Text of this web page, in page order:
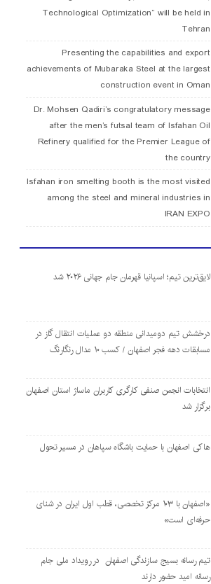
Technological Optimization” will be held in
Tehran
Presenting the capabilities and export
achievements of Mubaraka Steel at the largest
construction event in Oman
Dr. Mohsen Qadiri’s congratulatory message
after the men’s futsal team of Isfahan Oil
Refinery qualified for the Premier League of
the country
Isfahan iron smelting booth is the most visited
among the steel and mineral industries in
IRAN EXPO
لایق‌ترین تیم؛ اسپانیا قهرمان جام جهانی ۲۰۲۶ شد
درخشش تیم دومیدانی منطقه دو عملیات انتقال گاز در
مسابقات دهه فجر اصفهان / کسب ۱۰ مدال رنگارنگ
انتخابات انجمن صنفی کارگری کاربران ماساژ استان اصفهان
برگزار شد
هاکی اصفهان با حمایت باشگاه سپاهان در مسیر تحول
«اصفهان با ۱۰۳ مرکز تخصصی، قطب اول ایران در شنای
حرفه‌ای است»
تیم رسانه بسیج سازندگی اصفهان در رویداد ملی جام
رسانه امید حضور دارند